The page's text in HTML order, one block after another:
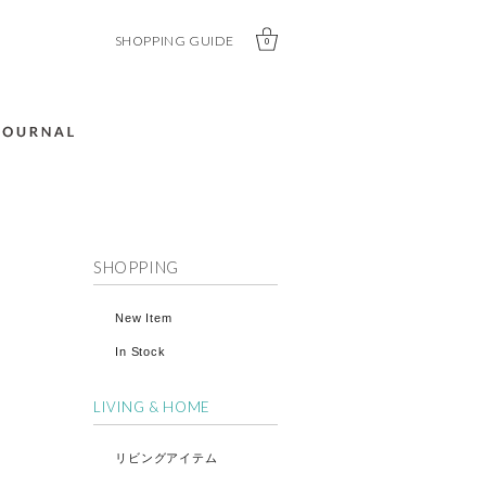
SHOPPING GUIDE 0
SHOPPING
New Item
In Stock
LIVING & HOME
リビングアイテム